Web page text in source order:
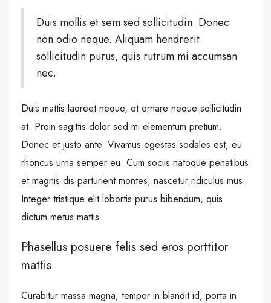
Duis mollis et sem sed sollicitudin. Donec
non odio neque. Aliquam hendrerit
sollicitudin purus, quis rutrum mi accumsan
nec.
Duis mattis laoreet neque, et ornare neque sollicitudin
at. Proin sagittis dolor sed mi elementum pretium.
Donec et justo ante. Vivamus egestas sodales est, eu
rhoncus urna semper eu. Cum sociis natoque penatibus
et magnis dis parturient montes, nascetur ridiculus mus.
Integer tristique elit lobortis purus bibendum, quis
dictum metus mattis.
Phasellus posuere felis sed eros porttitor
mattis
Curabitur massa magna, tempor in blandit id, porta in